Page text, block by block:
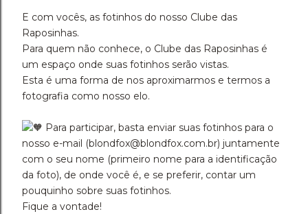
E com vocês, as fotinhos do nosso Clube das
Raposinhas.
Para quem não conhece, o Clube das Raposinhas é
um espaço onde suas fotinhos serão vistas.
Esta é uma forma de nos aproximarmos e termos a
fotografia como nosso elo.
Para participar, basta enviar suas fotinhos para o
nosso e-mail (blondfox@blondfox.com.br) juntamente
com o seu nome (primeiro nome para a identificação
da foto), de onde você é, e se preferir, contar um
pouquinho sobre suas fotinhos.
Fique a vontade!